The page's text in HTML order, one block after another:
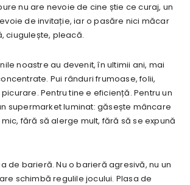
nu are nevoie de cine știe ce curaj, un
de invitație, iar o pasăre nici măcar
ciugulește, pleacă.
noastre au devenit, în ultimii ani, mai
Pui rânduri frumoase, folii,
Pentru tine e eficiență. Pentru un
supermarket luminat: găsește mâncare
fără să alerge mult, fără să se expună
de barieră. Nu o barieră agresivă, nu un
schimbă regulile jocului. Plasa de